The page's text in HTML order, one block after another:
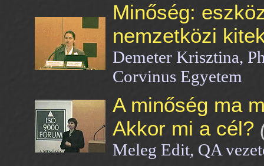
Minőség:
nemzetközi
Demeter Krisztina,
Corvinus Egyetem
A minőség ma
Akkor mi a cél?
Meleg Edit, QA